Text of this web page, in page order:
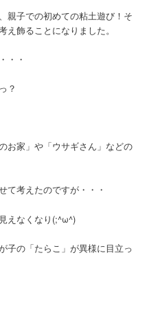
親子での初めての粘土遊び！そ
え飾ることになりました。
・・
？
お家」や「ウサギさん」などの
て考えたのですが・・・
えなくなり(;^ω^)
子の「たらこ」が異様に目立っ